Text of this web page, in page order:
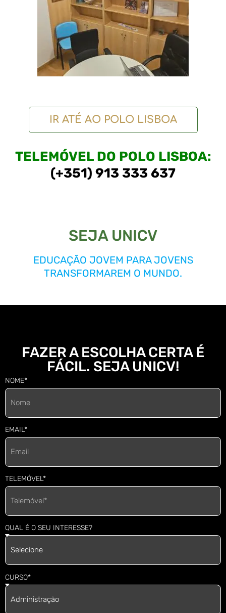
IR ATÉ AO POLO LISBOA
TELEMÓVEL DO POLO LISBOA:
(+351) 913 333 637
SEJA UNICV
EDUCAÇÃO JOVEM PARA JOVENS
TRANSFORMAREM O MUNDO.
FAZER A ESCOLHA CERTA É
FÁCIL. SEJA UNICV!
NOME*
EMAIL*
TELEMÓVEL*
QUAL É O SEU INTERESSE?
CURSO*